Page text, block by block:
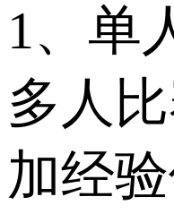
1、单
多人
加经